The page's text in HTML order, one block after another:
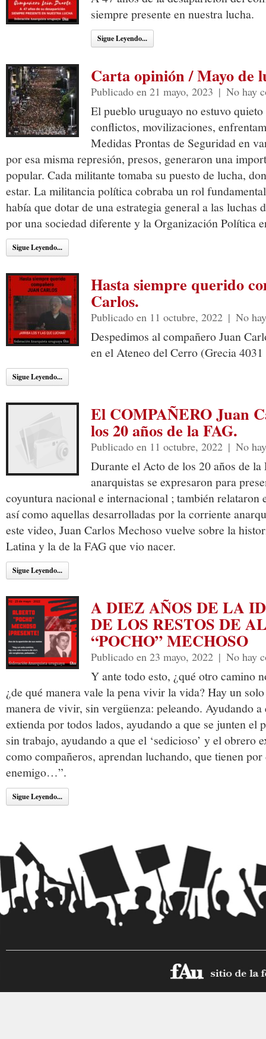
siempre presente en nuestra lucha.
Sigue Leyendo...
Carta opinión / Mayo de
Publicado en 21 mayo, 2023 | No hay
El pueblo uruguayo no estuvo
conflictos, movilizaciones,
Medidas Prontas de Seguridad en
por esa misma represión, presos, generaron una
popular. Cada militante tomaba su puesto de lucha,
estar. La militancia política cobraba un rol
había que dotar de una estrategia general a las luchas
por una sociedad diferente y la Organización Política
Sigue Leyendo...
Hasta siempre querido
Carlos.
Publicado en 11 octubre, 2022 | No
Despedimos al compañero Juan
en el Ateneo del Cerro (Grecia
Sigue Leyendo...
El COMPAÑERO Juan
los 20 años de la FAG.
Publicado en 11 octubre, 2022 | No
Durante el Acto de los 20 años de
anarquistas se expresaron para
coyuntura nacional e internacional ; también relataron
así como aquellas desarrolladas por la corriente
este video, Juan Carlos Mechoso vuelve sobre la
Latina y la de la FAG que vio nacer.
Sigue Leyendo...
A DIEZ AÑOS DE LA
DE LOS RESTOS DE
“POCHO” MECHOSO
Publicado en 23 mayo, 2022 | No hay
Y ante todo esto, ¿qué otro camino
¿de qué manera vale la pena vivir la vida? Hay un
manera de vivir, sin vergüenza: peleando. Ayudando a
extienda por todos lados, ayudando a que se junten el
sin trabajo, ayudando a que el ‘sedicioso’ y el obrero
como compañeros, aprendan luchando, que tienen
enemigo…”.
Sigue Leyendo...